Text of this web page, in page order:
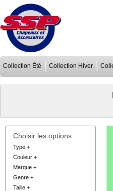
Collection Été Collection Hiver
Choisir les options
Type +
Couleur +
Marque +
Genre +
Taille +